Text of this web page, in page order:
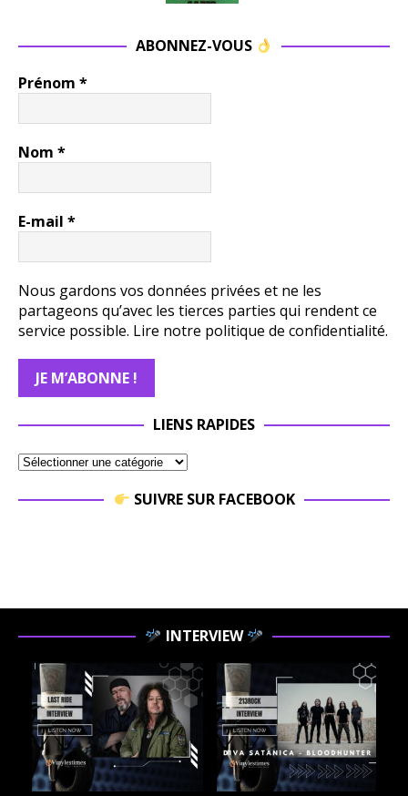
ABONNEZ-VOUS
Prénom *
Nom *
E-mail *
Nous gardons vos données privées et ne les
partageons qu’avec les tierces parties qui rendent ce
service possible. Lire notre politique de confidentialité.
LIENS RAPIDES
SUIVRE SUR FACEBOOK
INTERVIEW